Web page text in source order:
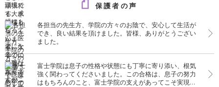
保護者の声
各担当の先生方、学院の方々のお陰で、安心して生活が
でき、良い結果を頂けました。皆様、ありがとうござい
ました。
富士学院は息子の性格や状態にも丁寧に寄り添い、根気
強く関わってくださいました。この合格は、息子の努力
はもちろんのこと、富士学院の支えがあってこそ実現し